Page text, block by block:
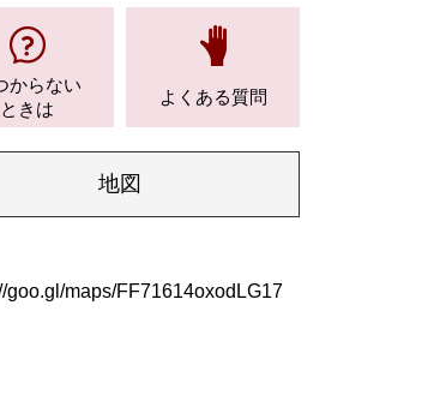
からない
ときは
よくある質問
地図
goo.gl/maps/FF71614oxodLG17